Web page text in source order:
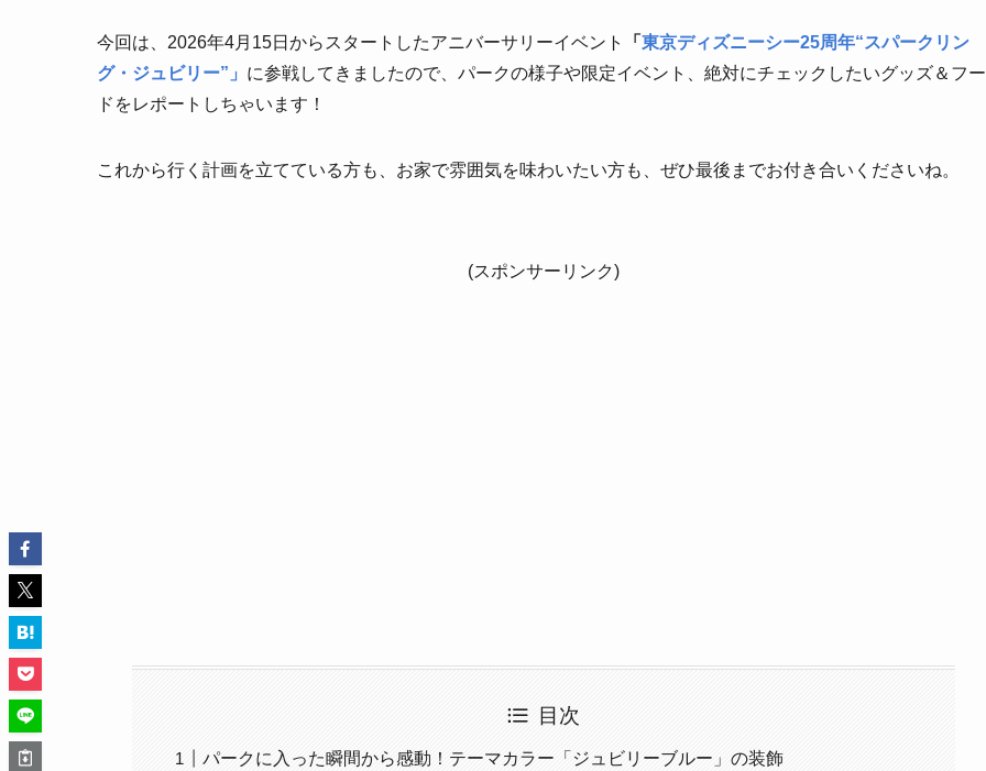
今回は、2026年4月15日からスタートしたアニバーサリーイベント 「 東京ディズニーシー25周年“スパークリン
グ・ジュビリー”」 に参戦してきましたので、パークの様子や限定イベント、絶対にチェックしたいグッズ＆フー
ドをレポートしちゃいます！
これから行く計画を立てている方も、お家で雰囲気を味わいたい方も、ぜひ最後までお付き合いくださいね。
(スポンサーリンク)
目次
パークに入った瞬間から感動！テーマカラー「ジュビリーブルー」の装飾